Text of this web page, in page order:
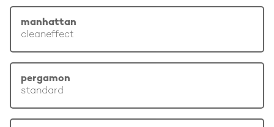
manhattan
cleaneffect
pergamon
standard